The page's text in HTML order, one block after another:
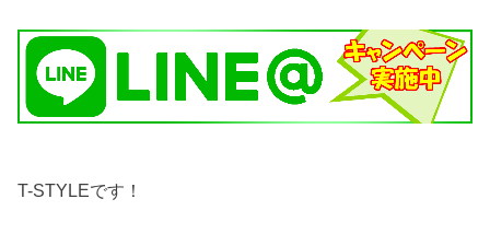
T-STYLEです！